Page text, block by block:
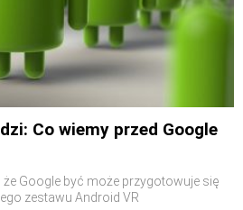
Co wiemy przed Google
że Google być może przygotowuje się
zestawu Android VR